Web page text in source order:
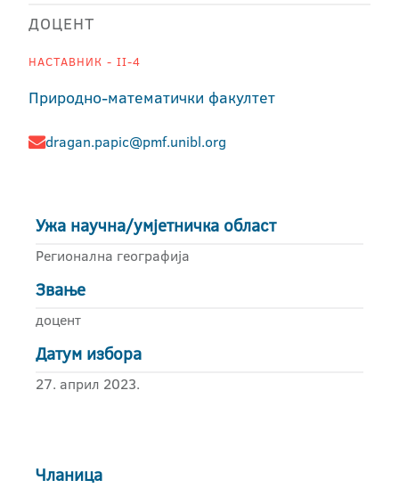
ДОЦЕНТ
НАСТАВНИК - II-4
Природно-математички факултет
dragan.papic@pmf.unibl.org
Ужа научна/умјетничка област
Регионална географија
Звање
доцент
Датум избора
27. април 2023.
Чланица